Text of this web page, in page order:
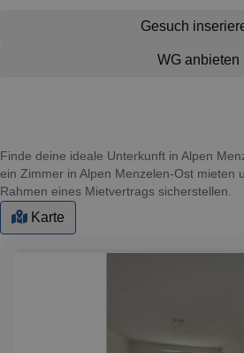
Gesuch
WG anbieten
Finde deine ideale Unterkunft in Alpen
ein Zimmer in Alpen Menzelen-Ost mieten
Rahmen eines Mietvertrags sicherstellen.
Karte